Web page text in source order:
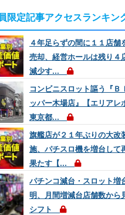
限定記事アクセスランキン
４年足らずの間に１１店舗
売却、経営ホールは残り４
減少す...
コンビニスロット謳う『Ｂ
ッパー木場店』【エリア
東京都...
旗艦店が２１年ぶりの大改
施、パチスロ機を増台して
果たす【...
パチンコ減台・スロット増
明、月間増減台店舗数から
シフト